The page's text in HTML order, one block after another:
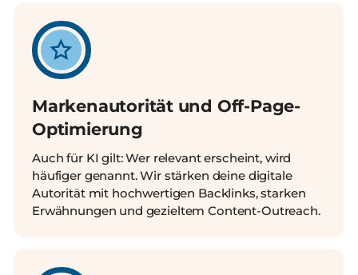
Markenautorität und Off-Page-
Optimierung
Auch für KI gilt: Wer relevant erscheint, wird
häufiger genannt. Wir stärken deine digitale
Autorität mit hochwertigen Backlinks, starken
Erwähnungen und gezieltem Content-Outreach.